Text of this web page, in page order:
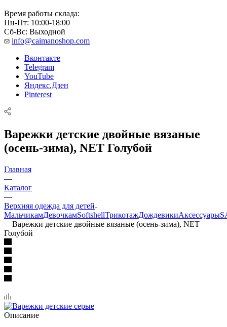
Время работы склада:
Пн-Пт: 10:00-18:00
Сб-Вс: Выходной
info@caimanoshop.com
Вконтакте
Telegram
YouTube
Яндекс.Дзен
Pinterest
Варежки детские двойные вязаные
(осень-зима), NET Голубой
Главная
—
Каталог
—
Верхняя одежда для детей
МальчикамДевочкамSoftshellТрикотажДождевикиАксессуары
—Варежки детские двойные вязаные (осень-зима), NET
Голубой
Описание